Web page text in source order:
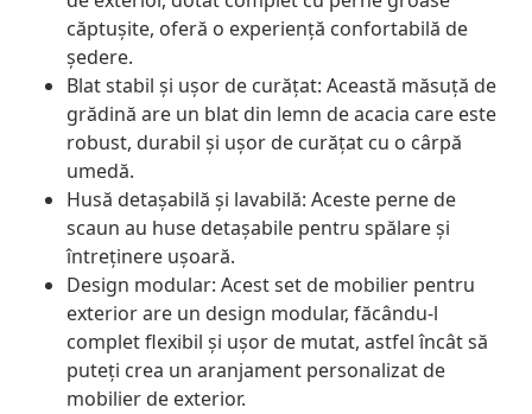
căptușite, oferă o experiență confortabilă de
ședere.
Blat stabil și ușor de curățat: Această măsuță de
grădină are un blat din lemn de acacia care este
robust, durabil și ușor de curățat cu o cârpă
umedă.
Husă detașabilă și lavabilă: Aceste perne de
scaun au huse detașabile pentru spălare și
întreținere ușoară.
Design modular: Acest set de mobilier pentru
exterior are un design modular, făcându-l
complet flexibil și ușor de mutat, astfel încât să
puteți crea un aranjament personalizat de
mobilier de exterior.